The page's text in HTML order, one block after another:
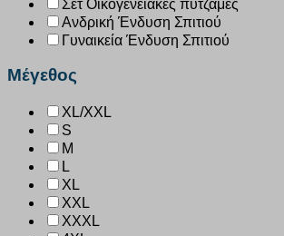
Σετ Οικογενειακές πυτζάμες
Ανδρική Ένδυση Σπιτιού
Γυναικεία Ένδυση Σπιτιού
Μέγεθος
XL/XXL
S
M
L
XL
XXL
XXXL